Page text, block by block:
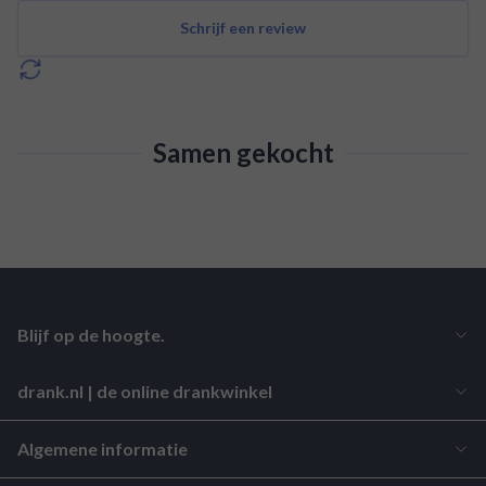
Schrijf een review
Samen gekocht
drank.nl | de online drankwinkel
Algemene informatie
Blijf op de hoogte.